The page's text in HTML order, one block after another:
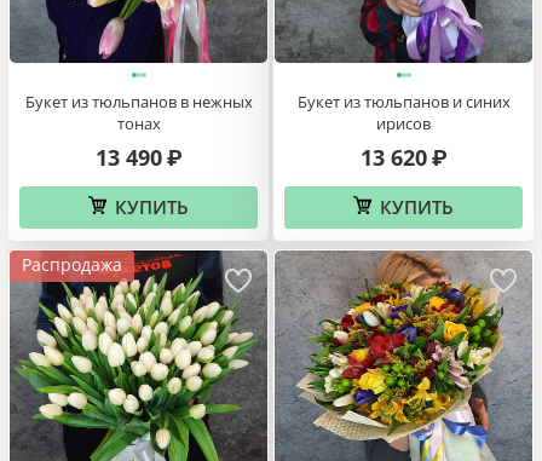
Букет из тюльпанов в нежных
тонах
13 490 ₽
КУПИТЬ
Букет из тюльпанов и синих
ирисов
13 620 ₽
КУПИТЬ
Распродажа